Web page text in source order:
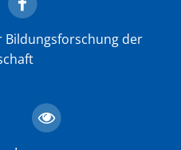
der